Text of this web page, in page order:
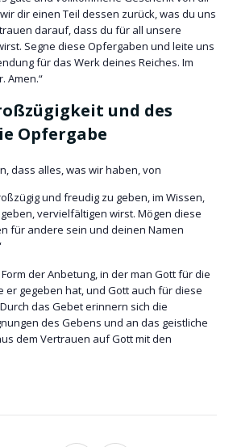
dir einen Teil dessen zurück, was du uns
darauf, dass du für all unsere
Segne diese Opfergaben und leite uns
für das Werk deines Reiches. Im
Amen.“
und des
Opfergabe
dass alles, was wir haben, von
und freudig zu geben, im Wissen,
vervielfältigen wirst. Mögen diese
für andere sein und deinen Namen
der Anbetung, in der man Gott für die
er gegeben hat, und Gott auch für diese
das Gebet erinnern sich die
des Gebens und an das geistliche
dem Vertrauen auf Gott mit den